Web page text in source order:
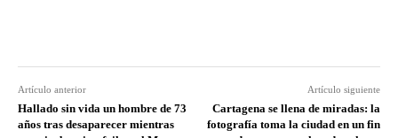
Artículo anterior
Hallado sin vida un hombre de 73
años tras desaparecer mientras
Artículo siguiente
Cartagena se llena de miradas: la
fotografía toma la ciudad en un fin